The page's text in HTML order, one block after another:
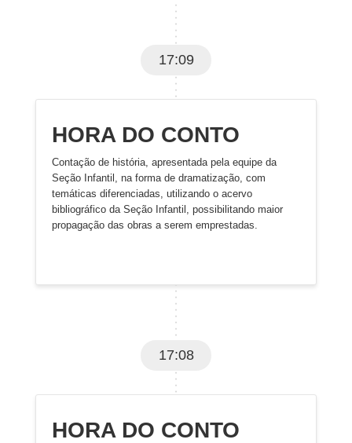
17:09
HORA DO CONTO
Contação de história, apresentada pela equipe da
Seção Infantil, na forma de dramatização, com
temáticas diferenciadas, utilizando o acervo
bibliográfico da Seção Infantil, possibilitando maior
propagação das obras a serem emprestadas.
17:08
HORA DO CONTO